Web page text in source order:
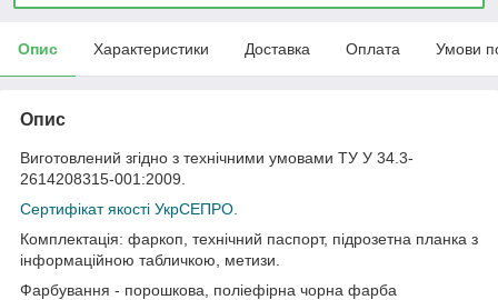
Опис Характеристики Доставка Оплата Умови
Опис
Виготовлений згідно з технічними умовами ТУ У 34.3-
2614208315-001:2009.
Сертифікат якості УкрСЕПРО.
Комплектація: фаркоп, технічний паспорт, підрозетна планка з
інформаційною табличкою, метизи.
Фарбування - порошкова, поліефірна чорна фарба